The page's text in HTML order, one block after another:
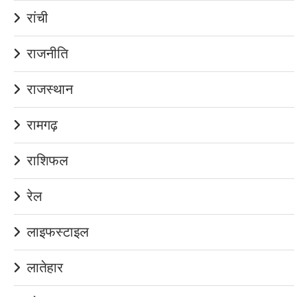
रांची
राजनीति
राजस्थान
रामगढ़
राशिफल
रेल
लाइफस्टाइल
लातेहार